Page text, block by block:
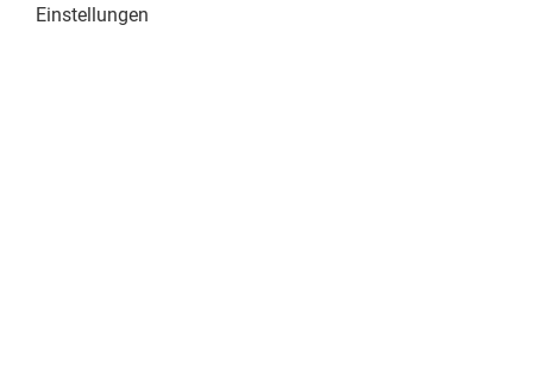
Einstellungen